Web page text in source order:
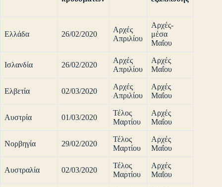
Ελλάδα 26/02/2020
Αρχές
Απριλίου
Αρχές-
μέσα
Μαΐου
Ισλανδία 26/02/2020
Αρχές
Απριλίου
Αρχές
Μαΐου
Ελβετία 02/03/2020
Αρχές
Απριλίου
Αρχές
Μαΐου
Αυστρία 01/03/2020
Τέλος
Μαρτίου
Αρχές
Μαΐου
Νορβηγία 29/02/2020
Τέλος
Μαρτίου
Αρχές
Μαΐου
Αυστραλία 02/03/2020
Τέλος
Μαρτίου
Αρχές
Μαΐου